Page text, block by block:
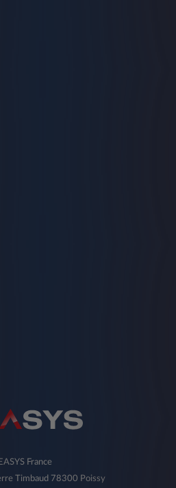
France
Timbaud 78300 Poissy